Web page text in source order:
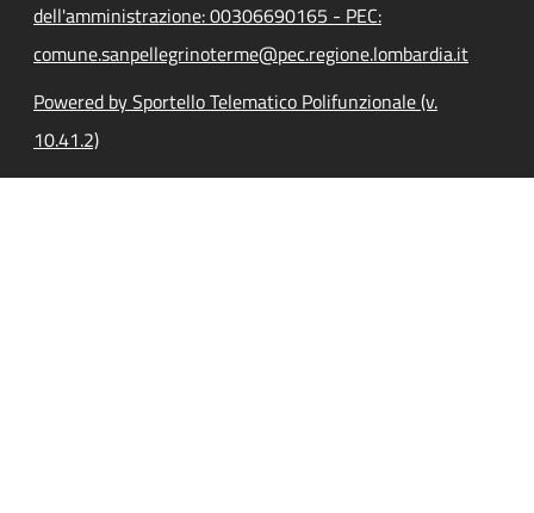
dell'amministrazione: 00306690165 - PEC:
comune.sanpellegrinoterme@pec.regione.lombardia.it
Powered by Sportello Telematico Polifunzionale (v.
10.41.2)